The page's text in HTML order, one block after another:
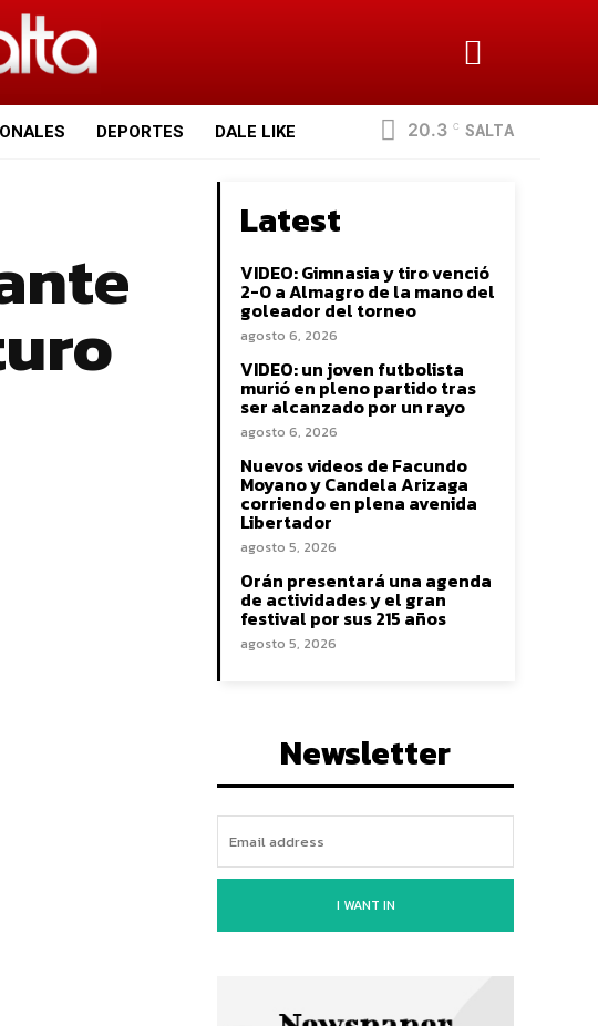
DEPORTES DALE LIKE 20.3 C SALTA
Latest
VIDEO: Gimnasia y tiro venció
2-0 a Almagro de la mano del
goleador del torneo
agosto 6, 2026
VIDEO: un joven futbolista
murió en pleno partido tras
ser alcanzado por un rayo
agosto 6, 2026
Nuevos videos de Facundo
Moyano y Candela Arizaga
corriendo en plena avenida
Libertador
agosto 5, 2026
Orán presentará una agenda
de actividades y el gran
festival por sus 215 años
agosto 5, 2026
Newsletter
I WANT IN